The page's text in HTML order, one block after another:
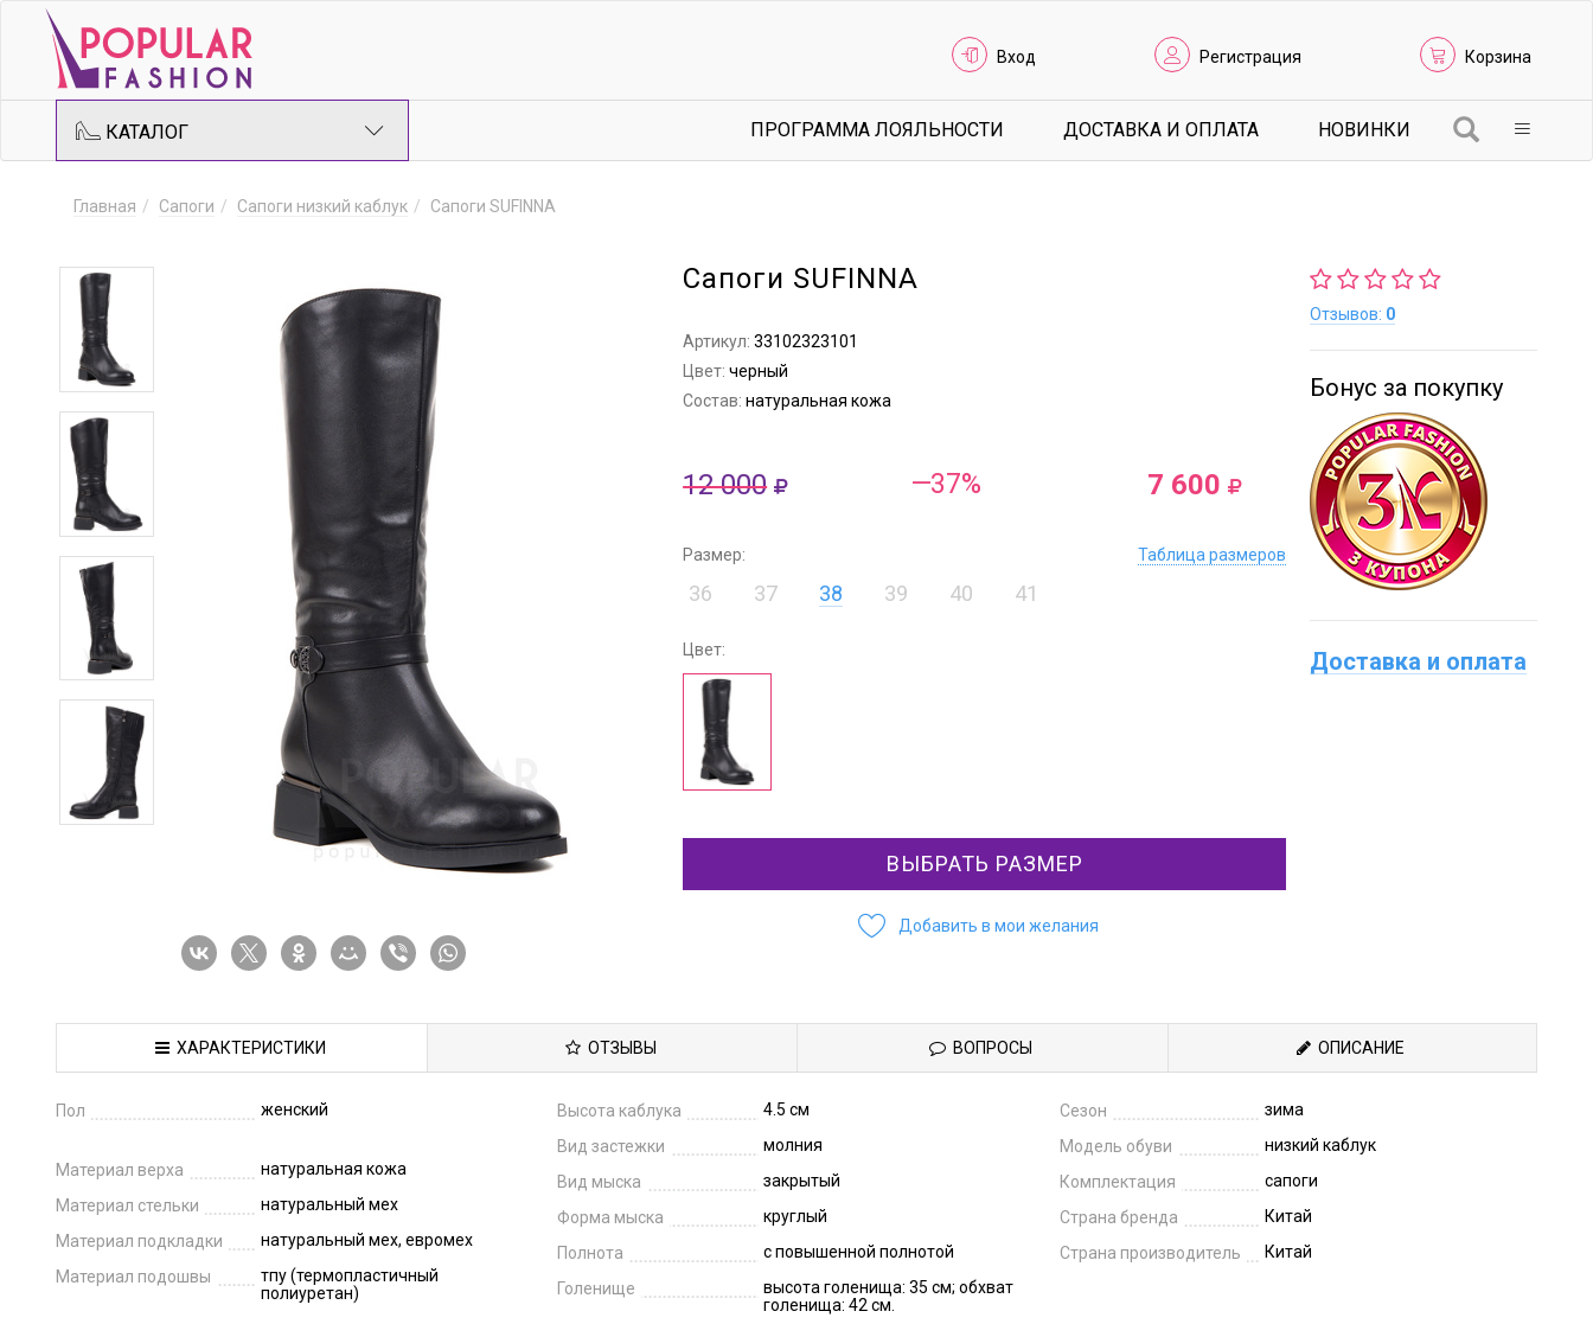
Вход Регистрация Корзина
КАТАЛОГ ПРОГРАММА ЛОЯЛЬНОСТИ ДОСТАВКА И ОПЛАТА НОВИНКИ
Главная Сапоги Сапоги низкий каблук Сапоги SUFINNA
Сапоги SUFINNA
Артикул:33102323101
Цвет:черный
Состав:натуральная кожа
12 000 —37% 7 600
Размер: Таблица размеров
36 37 38 39 40 41
Цвет:
ВЫБРАТЬ РАЗМЕР
Добавить в мои желания
Отзывов: 0
Бонус за покупку
Доставка и оплата
ХАРАКТЕРИСТИКИ ОТЗЫВЫ ВОПРОСЫ ОПИСАНИЕ
Пол женский
Материал верха
натуральная кожа
Материал стельки
натуральный мех
Материал подкладки
натуральный мех, евромех
Материал подошвы
тпу (термопластичный
полиуретан)
Высота каблука
4.5 см
Вид застежки
молния
Вид мыска
закрытый
Форма мыска
круглый
Полнота
с повышенной полнотой
Голенище
высота голенища: 35 см; обхват
голенища: 42 см.
Сезон
зима
Модель обуви
низкий каблук
Комплектация
сапоги
Страна бренда
Китай
Страна производитель
Китай